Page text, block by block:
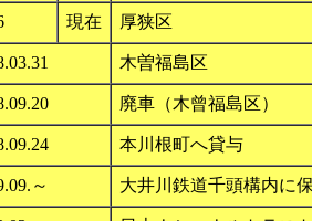
現在 厚狭区
木曽福島区
廃車（木曾福島区）
本川根町へ貸与
～ 大井川鉄道千頭構内に